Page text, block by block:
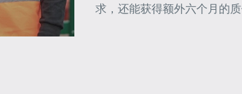
求 ，还能获得额外六个月的